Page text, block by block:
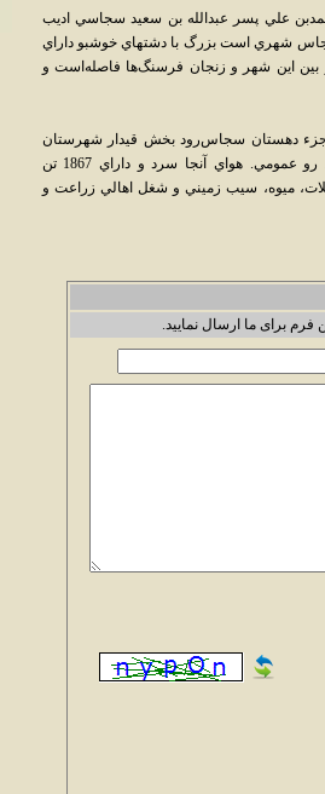
علي پسر عبدالله بن سعيد سجاسي اديب
شهري است بزرگ با دشتهاي خوشبو داراي
بين اين شهر و زنجان فرسنگ‌ها فاصله‌است و
قصبه‌اي است جزء دهستان سجاس‌رود بخش قيدار شهرستان
زنجان واقع در 12 هزارگزي شمال باختري قيدار و 6 هزارگزي راه مال رو عمومي. هواي آنجا سرد و داراي 1867 تن
ميوه، سيب زميني و شغل اهالي زراعت و
برای ما ارسال نمایید.